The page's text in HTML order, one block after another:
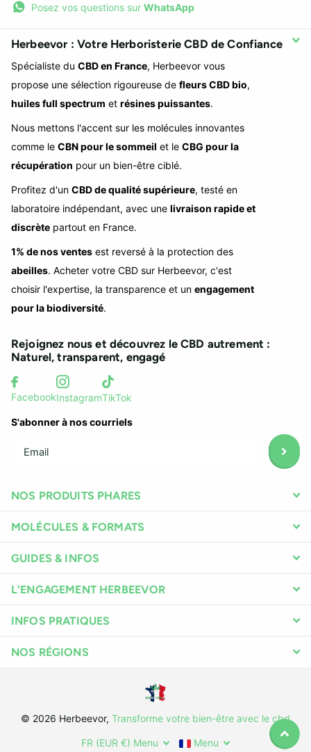
Herbeevor : Votre Herboristerie CBD de Confiance
Spécialiste du CBD en France, Herbeevor vous
propose une sélection rigoureuse de fleurs CBD bio,
huiles full spectrum et résines puissantes.
Nous mettons l'accent sur les molécules innovantes
comme le CBN pour le sommeil et le CBG pour la
récupération pour un bien-être ciblé.
Profitez d'un CBD de qualité supérieure, testé en
laboratoire indépendant, avec une livraison rapide et
discrète partout en France.
1% de nos ventes est reversé à la protection des
abeilles. Acheter votre CBD sur Herbeevor, c'est
choisir l'expertise, la transparence et un engagement
pour la biodiversité.
Posez vos questions surWhatsApp
Rejoignez nous et découvrez le CBD autrement :
Naturel, transparent, engagé
FacebookInstagramTikTok
S'abonner à nos courriels
NOS PRODUITS PHARES
MOLÉCULES & FORMATS
GUIDES & INFOS
L'ENGAGEMENT HERBEEVOR
INFOS PRATIQUES
NOS RÉGIONS
© 2026 Herbeevor, Transforme votre bien-être avec le cbd
FR (EUR €) Menu Menu